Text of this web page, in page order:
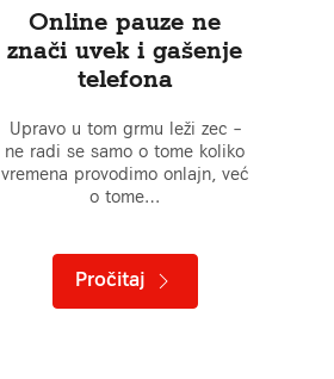
Online pauze ne
znači uvek i gašenje
telefona
Upravo u tom grmu leži zec –
ne radi se samo o tome koliko
vremena provodimo onlajn, već
o tome…
Pročitaj